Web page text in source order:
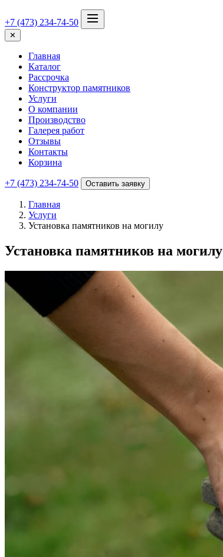
+7 (473) 234-74-50
✕
Главная
Каталог
Рассрочка
Конструктор памятников
Услуги
О компании
Производство
Галерея работ
Отзывы
Контакты
Корзина
+7 (473) 234-74-50 Оставить заявку
Главная
Услуги
Установка памятников на могилу
Установка памятников на могилу